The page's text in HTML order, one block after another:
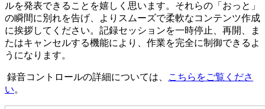
ルを発表できることを嬉しく思います。それらの「おっと」
の瞬間に別れを告げ、よりスムーズで柔軟なコンテンツ作成
に挨拶してください。記録セッションを一時停止、再開、ま
たはキャンセルする機能により、作業を完全に制御できるよ
うになります。
録音コントロールの詳細については、
こちらをご覧くださ
い。